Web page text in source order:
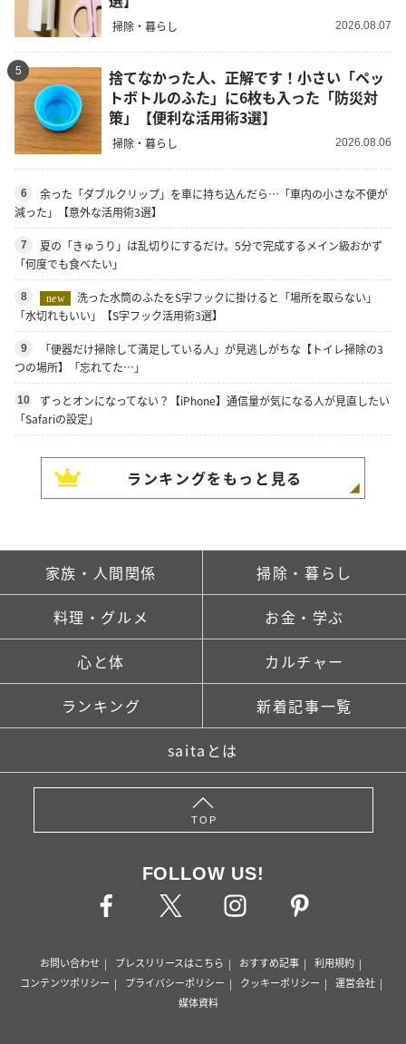
掃除・暮らし 2026.08.07
5
捨てなかった人、正解です！小さい「ペッ
トボトルのふた」に6枚も入った「防災対
策」【便利な活用術3選】
掃除・暮らし 2026.08.06
6
余った「ダブルクリップ」を車に持ち込んだら…「車内の小さな不便が
減った」【意外な活用術3選】
7
夏の「きゅうり」は乱切りにするだけ。5分で完成するメイン級おかず
「何度でも食べたい」
8 new
洗った水筒のふたをS字フックに掛けると「場所を取らない」
「水切れもいい」【S字フック活用術3選】
9
「便器だけ掃除して満足している人」が見逃しがちな【トイレ掃除の3
つの場所】「忘れてた…」
10
ずっとオンになってない？【iPhone】通信量が気になる人が見直したい
「Safariの設定」
ランキングをもっと見る
家族・人間関係 掃除・暮らし
料理・グルメ お金・学ぶ
心と体 カルチャー
ランキング 新着記事一覧
saitaとは
TOP
FOLLOW US!
お問い合わせ プレスリリースはこちら おすすめ記事
利用規約
コンテンツポリシー
プライバシーポリシー クッキーポリシー
運営会社
媒体資料